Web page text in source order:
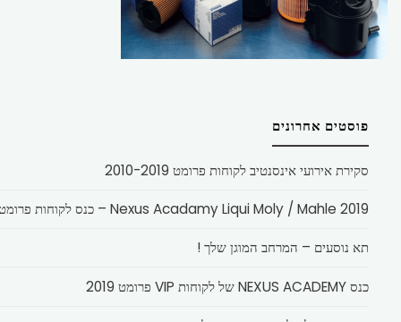
פוסטים אחרונים
סקירת אירועי אינסנטיב לקוחות פרומט 2010-2019
Nexus Acadamy Liqui Moly / Mahle 2019 – כנס לקוחות פרומט
תא נוסעים – המרחב המוגן שלך !
כנס NEXUS ACADEMY של לקוחות VIP פרומט 2019